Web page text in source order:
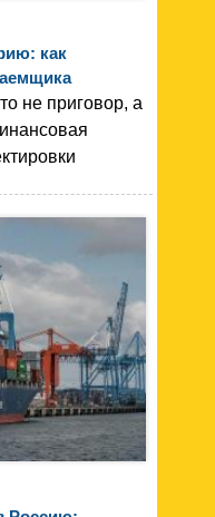
как
не приговор, а